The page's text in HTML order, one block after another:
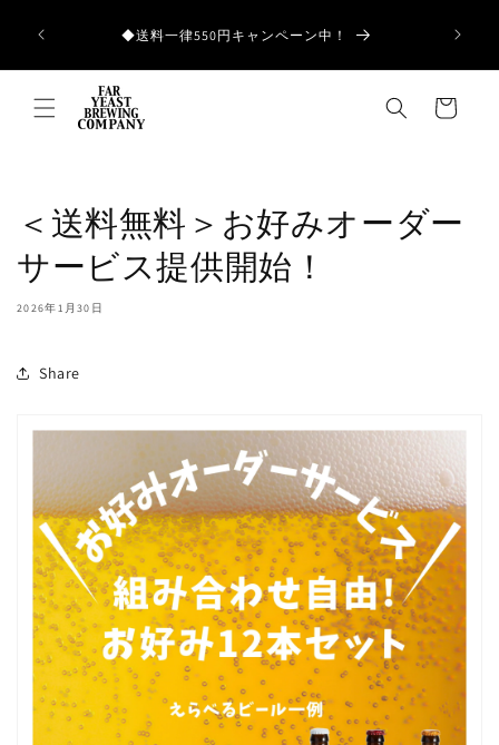
ンツに
進む
◆送料一律550円キャンペーン中！ 和歌山
ー
＜送料無料＞お好みオーダー
サービス提供開始！
2026年1月30日
Share